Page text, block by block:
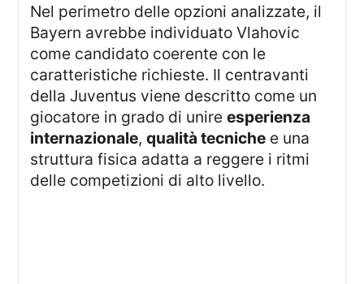
Nel perimetro delle opzioni analizzate, il
Bayern avrebbe individuato Vlahovic
come candidato coerente con le
caratteristiche richieste. Il centravanti
della Juventus viene descritto come un
giocatore in grado di unireesperienza
internazionale,qualità tecniche e una
struttura fisica adatta a reggere i ritmi
delle competizioni di alto livello.